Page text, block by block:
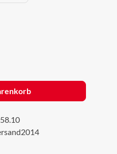
den gewünschten